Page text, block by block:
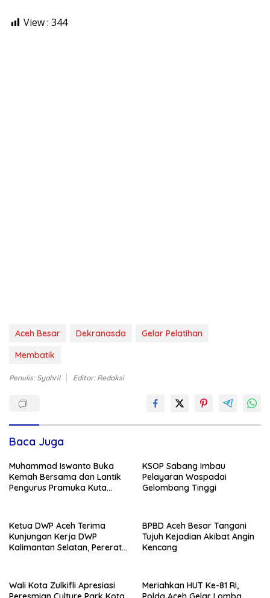
View : 344
Aceh Besar Dekranasda
Gelar Pelatihan
Membatik
Penulis: Syahril Editor: Redaksi
Baca Juga
Muhammad Iswanto Buka
Kemah Bersama dan Lantik
Pengurus Pramuka Kuta
KSOP Sabang Imbau
Pelayaran Waspadai
Gelombang Tinggi
Ketua DWP Aceh Terima
Kunjungan Kerja DWP
Kalimantan Selatan, Pererat
BPBD Aceh Besar Tangani
Tujuh Kejadian Akibat Angin
Kencang
Wali Kota Zulkifli Apresiasi
Meriahkan HUT Ke-81 RI,